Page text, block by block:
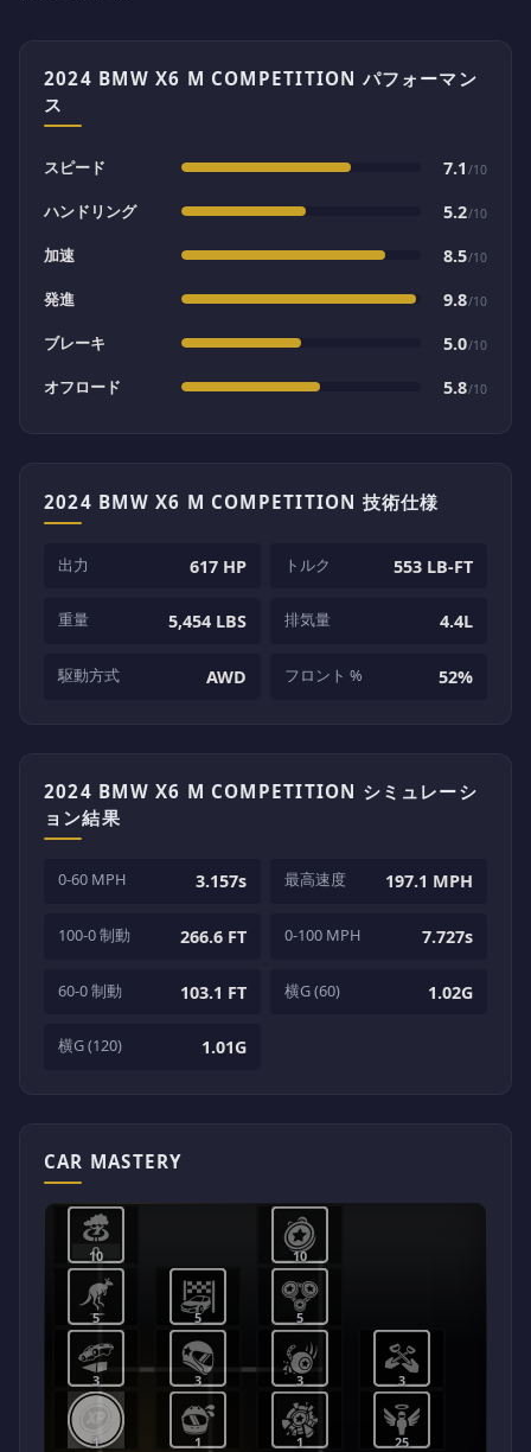
2024 BMW X6 M COMPETITION パフォーマン
ス
スピード 7.1 /10
ハンドリング 5.2/10
加速 8.5/10
発進 9.8/10
ブレーキ 5.0/10
オフロード 5.8/10
2024 BMW X6 M COMPETITION 技術仕様
出力 617 HP トルク 553 LB-FT
重量 5,454 LBS 排気量 4.4L
駆動方式 AWD フロント % 52%
2024 BMW X6 M COMPETITION シミュレーシ
ョン結果
0-60 MPH 3.157s 最高速度 197.1 MPH
100-0 制動 266.6 FT 0-100 MPH 7.727s
60-0 制動 103.1 FT 横G (60) 1.02G
横G (120) 1.01G
CAR MASTERY
1 1 1 25
3 3 3 3
5 5 5
10 10